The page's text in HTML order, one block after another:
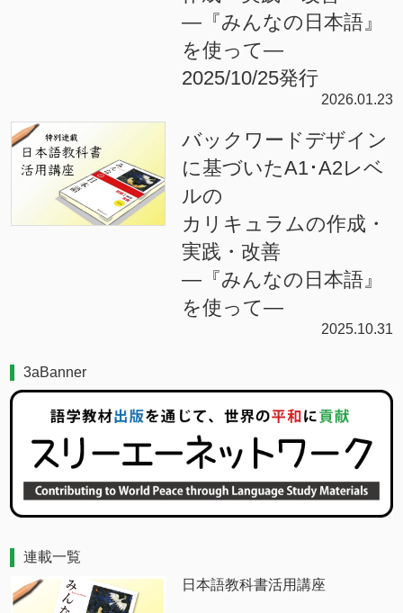
―『みんなの日本語』
を使って―
2025/10/25発行
2026.01.23
バックワードデザイン
に基づいたA1･A2レベ
ルの
カリキュラムの作成・
実践・改善
―『みんなの日本語』
を使って―
2025.10.31
3aBanner
連載一覧
日本語教科書活用講座